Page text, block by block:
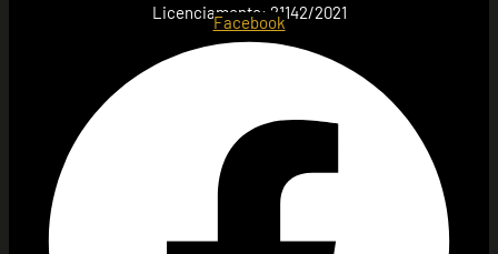
Licenciamento: 21142/2021
Facebook